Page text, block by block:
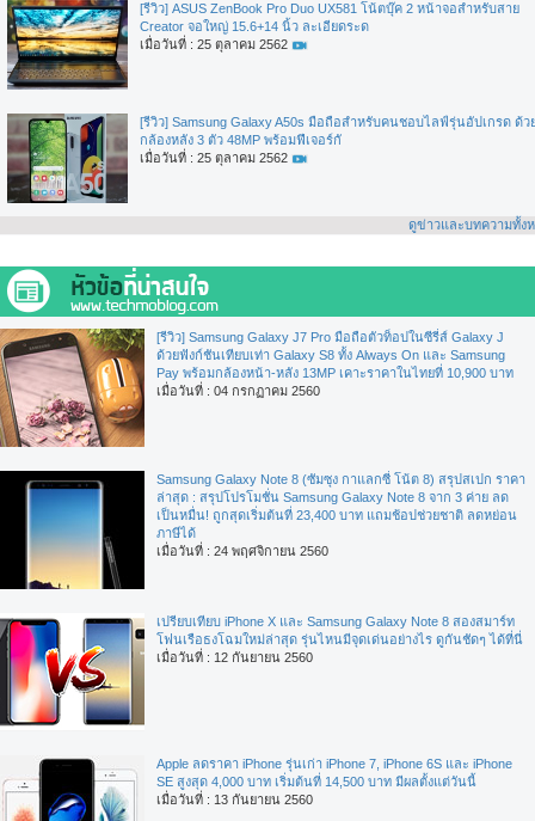
[รีวิว] ASUS ZenBook Pro Duo UX581 โน้ตบุ๊ค 2 หน้าจอสำหรับสาย
Creator จอใหญ่ 15.6+14 นิ้ว ละเอียดระด
เมื่อวันที่ : 25 ตุลาคม 2562
[รีวิว] Samsung Galaxy A50s มือถือสำหรับคนชอบไลฟ์รุ่นอัปเกรด ด้ว
กล้องหลัง 3 ตัว 48MP พร้อมฟีเจอร์กั
เมื่อวันที่ : 25 ตุลาคม 2562
ดูข่าวและบทความทั้ง
[รีวิว] Samsung Galaxy J7 Pro มือถือตัวท็อปในซีรี่ส์ Galaxy J
ด้วยฟังก์ชันเทียบเท่า Galaxy S8 ทั้ง Always On และ Samsung
Pay พร้อมกล้องหน้า-หลัง 13MP เคาะราคาในไทยที่ 10,900 บาท
เมื่อวันที่ : 04 กรกฏาคม 2560
Samsung Galaxy Note 8 (ซัมซุง กาแลกซี่ โน้ต 8) สรุปสเปก ราคา
ล่าสุด : สรุปโปรโมชั่น Samsung Galaxy Note 8 จาก 3 ค่าย ลด
เป็นหมื่น! ถูกสุดเริ่มต้นที่ 23,400 บาท แถมช้อปช่วยชาติ ลดหย่อน
ภาษีได้
เมื่อวันที่ : 24 พฤศจิกายน 2560
เปรียบเทียบ iPhone X และ Samsung Galaxy Note 8 สองสมาร์ท
โฟนเรือธงโฉมใหม่ล่าสุด รุ่นไหนมีจุดเด่นอย่างไร ดูกันชัดๆ ได้ที่นี่
เมื่อวันที่ : 12 กันยายน 2560
Apple ลดราคา iPhone รุ่นเก่า iPhone 7, iPhone 6S และ iPhone
SE สูงสุด 4,000 บาท เริ่มต้นที่ 14,500 บาท มีผลตั้งแต่วันนี้
เมื่อวันที่ : 13 กันยายน 2560